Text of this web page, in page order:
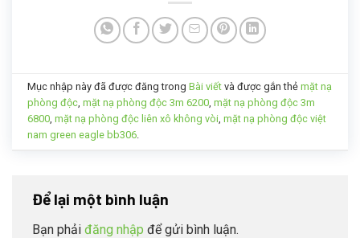
Mục nhập này đã được đăng trongBài viết và được gắn thẻmặt nạ
phòng độc,mặt nạ phòng độc 3m 6200,mặt nạ phòng độc 3m
6800,mặt nạ phòng độc liên xô không vòi,mặt nạ phòng độc việt
nam green eagle bb306.
Để lại một bình luận
Bạn phải đăng nhập để gửi bình luận.